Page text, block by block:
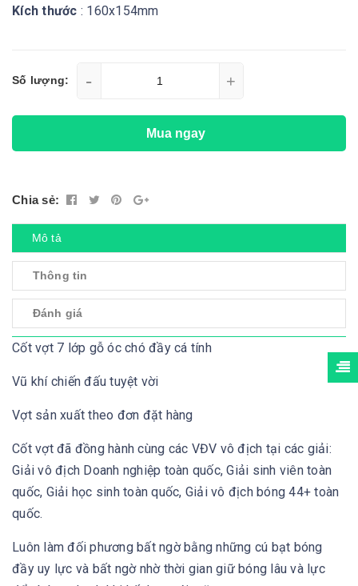
Kích thước : 160x154mm
Số lượng: - +
Mua ngay
Chia sẻ:
Mô tả
Thông tin
Đánh giá
Cốt vợt 7 lớp gỗ óc chó đầy cá tính
Vũ khí chiến đấu tuyệt vời
Vợt sản xuất theo đơn đặt hàng
Cốt vợt đã đồng hành cùng các VĐV vô địch tại các giải:
Giải vô địch Doanh nghiệp toàn quốc, Giải sinh viên toàn
quốc, Giải học sinh toàn quốc, Giải vô địch bóng 44+ toàn
quốc.
Luôn làm đối phương bất ngờ bằng những cú bạt bóng
đầy uy lực và bất ngờ nhờ thời gian giữ bóng lâu và lực